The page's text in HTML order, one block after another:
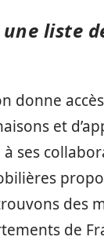
une liste
donne
et
ses
des
de